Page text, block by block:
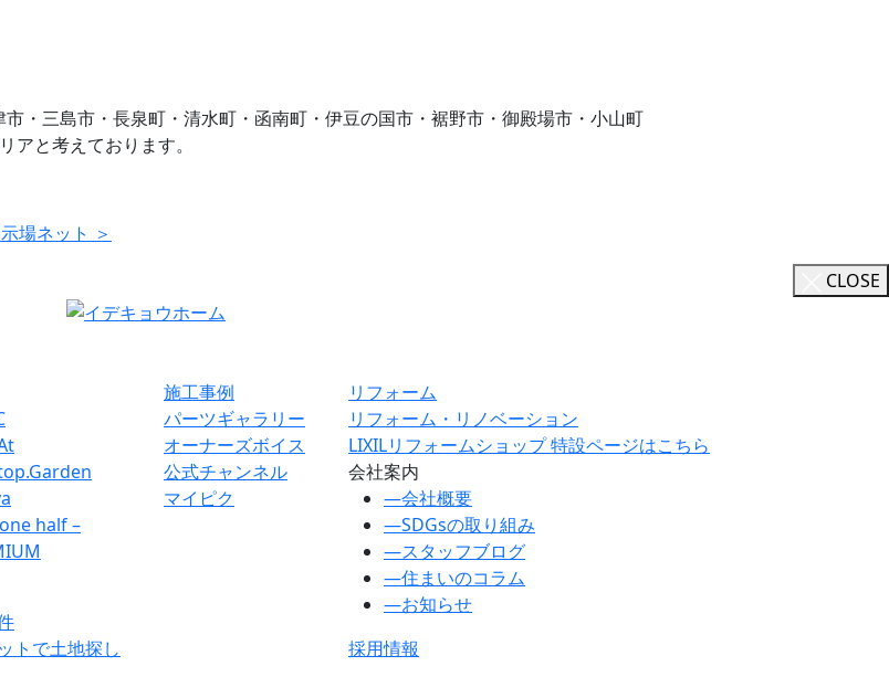
・三島市・長泉町・清水町・函南町・伊豆の国市・裾野市・御殿場市・小山町
アと考えております。
場ネット ＞
CLOSE
half –
トで土地探し
施工事例
パーツギャラリー
オーナーズボイス
公式チャンネル
マイピク
リフォーム
リフォーム・リノベーション
LIXILリフォームショップ 特設ページはこちら
会社案内
―会社概要
―SDGsの取り組み
―スタッフブログ
―住まいのコラム
―お知らせ
採用情報